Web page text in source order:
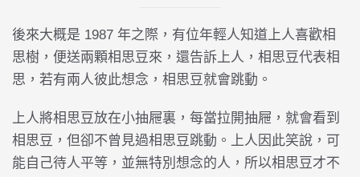
後來大概是 1987 年之際，有位年輕人知道上人喜歡相
思樹，便送兩顆相思豆來，還告訴上人，相思豆代表相
思，若有兩人彼此想念，相思豆就會跳動。
上人將相思豆放在小抽屜裏，每當拉開抽屜，就會看到
相思豆，但卻不曾見過相思豆跳動。上人因此笑說，可
能自己待人平等，並無特別想念的人，所以相思豆才不